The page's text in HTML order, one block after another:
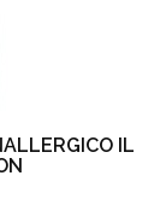
IL